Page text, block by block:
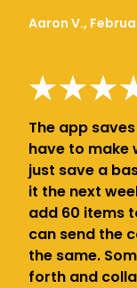
Aaron V.,
The app
have to make
just save a
it the next
add 60 items
can send the
the same.
forth and